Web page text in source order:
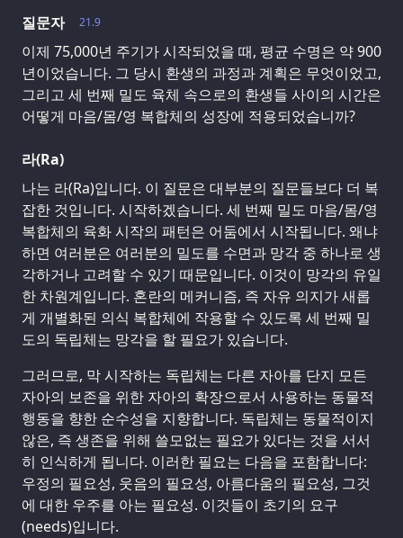
21.9
질문자
이제 75,000년 주기가 시작되었을 때, 평균 수명은 약 900
년이었습니다. 그 당시 환생의 과정과 계획은 무엇이었고,
그리고 세 번째 밀도 육체 속으로의 환생들 사이의 시간은
어떻게 마음/몸/영 복합체의 성장에 적용되었습니까?
라(Ra)
나는 라(Ra)입니다. 이 질문은 대부분의 질문들보다 더 복
잡한 것입니다. 시작하겠습니다. 세 번째 밀도 마음/몸/영
복합체의 육화 시작의 패턴은 어둠에서 시작됩니다. 왜냐
하면 여러분은 여러분의 밀도를 수면과 망각 중 하나로 생
각하거나 고려할 수 있기 때문입니다. 이것이 망각의 유일
한 차원계입니다. 혼란의 메커니즘, 즉 자유 의지가 새롭
게 개별화된 의식 복합체에 작용할 수 있도록 세 번째 밀
도의 독립체는 망각을 할 필요가 있습니다.
그러므로, 막 시작하는 독립체는 다른 자아를 단지 모든
자아의 보존을 위한 자아의 확장으로서 사용하는 동물적
행동을 향한 순수성을 지향합니다. 독립체는 동물적이지
않은, 즉 생존을 위해 쓸모없는 필요가 있다는 것을 서서
히 인식하게 됩니다. 이러한 필요는 다음을 포함합니다:
우정의 필요성, 웃음의 필요성, 아름다움의 필요성, 그것
에 대한 우주를 아는 필요성. 이것들이 초기의 요구
(needs)입니다.